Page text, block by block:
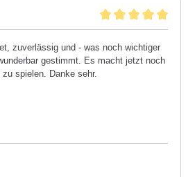
zuverlässig und - was noch wichtiger
gestimmt. Es macht jetzt noch
spielen. Danke sehr.